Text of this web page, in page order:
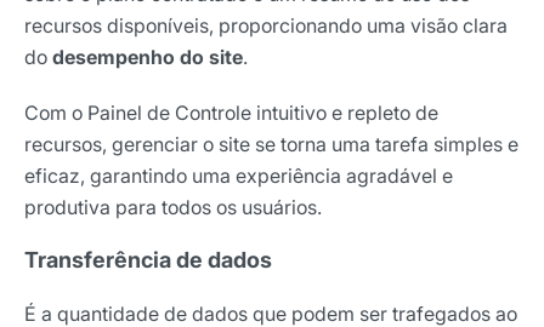
recursos disponíveis, proporcionando uma visão clara
do desempenho do site.
Com o Painel de Controle intuitivo e repleto de
recursos, gerenciar o site se torna uma tarefa simples e
eficaz, garantindo uma experiência agradável e
produtiva para todos os usuários.
Transferência de dados
É a quantidade de dados que podem ser trafegados ao